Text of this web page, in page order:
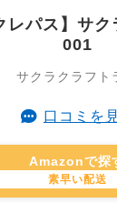
レパス】サ
001
サクラクラフト
口コミを
Amazonで探